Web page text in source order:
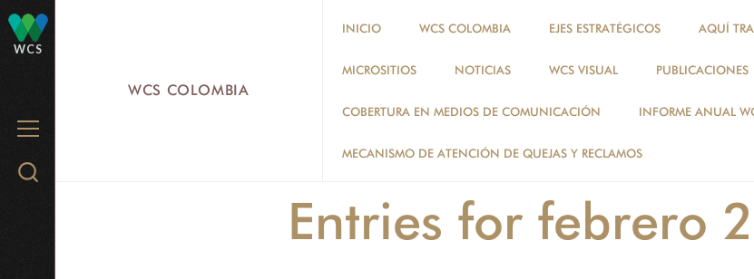
WCS
MENU
Search
WCS COLOMBIA
INICIO WCS COLOMBIA EJES ESTRATÉGICOS AQUÍ
MICROSITIOS NOTICIAS WCS VISUAL PUBLICACIONES
COBERTURA EN MEDIOS DE COMUNICACIÓN INFORME ANUAL
MECANISMO DE ATENCIÓN DE QUEJAS Y RECLAMOS
Entries for febrero